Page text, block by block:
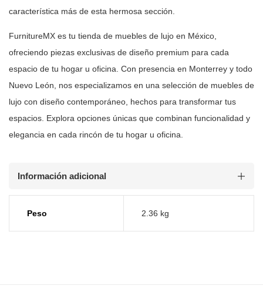
característica más de esta hermosa sección.
FurnitureMX es tu tienda de muebles de lujo en México,
ofreciendo piezas exclusivas de diseño premium para cada
espacio de tu hogar u oficina. Con presencia en Monterrey y todo
Nuevo León, nos especializamos en una selección de muebles de
lujo con diseño contemporáneo, hechos para transformar tus
espacios. Explora opciones únicas que combinan funcionalidad y
elegancia en cada rincón de tu hogar u oficina.
Información adicional
Peso 2.36 kg